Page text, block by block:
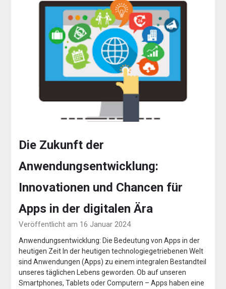
Die Zukunft der
Anwendungsentwicklung:
Innovationen und Chancen für
Apps in der digitalen Ära
Veröffentlicht am 16 Januar 2024
Anwendungsentwicklung: Die Bedeutung von Apps in der
heutigen Zeit In der heutigen technologiegetriebenen Welt
sind Anwendungen (Apps) zu einem integralen Bestandteil
unseres täglichen Lebens geworden. Ob auf unseren
Smartphones, Tablets oder Computern – Apps haben eine